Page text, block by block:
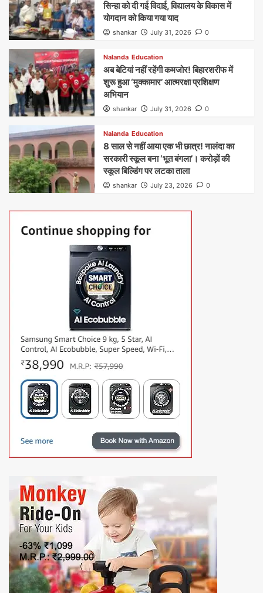
सिन्हा को दी गई विदाई, विद्यालय के विकास में
योगदान को किया गया याद
shankar July 31, 2026 0
Nalanda Education
अब बेटियां नहीं रहेंगी कमजोर! बिहारशरीफ में
शुरू हुआ ‘मुक्कामार’ आत्मरक्षा प्रशिक्षण
अभियान
shankar July 31, 2026 0
Nalanda Education
8 साल से नहीं आया एक भी छात्र! नालंदा का
सरकारी स्कूल बना ‘भूत बंगला’। करोड़ों की
स्कूल बिल्डिंग पर लटका ताला
shankar July 23, 2026 0